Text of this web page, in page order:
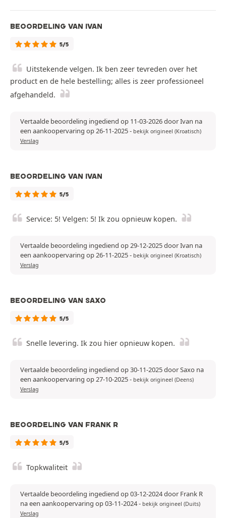
BEOORDELING VAN IVAN
5/5
Uitstekende velgen. Ik ben zeer tevreden over het
product en de hele bestelling; alles is zeer professioneel
afgehandeld.
Vertaalde beoordeling ingediend op 11-03-2026 door Ivan na
een aankoopervaring op 26-11-2025- bekijk origineel (Kroatisch)
Verslag
BEOORDELING VAN IVAN
5/5
Service: 5! Velgen: 5! Ik zou opnieuw kopen.
Vertaalde beoordeling ingediend op 29-12-2025 door Ivan na
een aankoopervaring op 26-11-2025- bekijk origineel (Kroatisch)
Verslag
BEOORDELING VAN SAXO
5/5
Snelle levering. Ik zou hier opnieuw kopen.
Vertaalde beoordeling ingediend op 30-11-2025 door Saxo na
een aankoopervaring op 27-10-2025- bekijk origineel (Deens)
Verslag
BEOORDELING VAN FRANK R
5/5
Topkwaliteit
Vertaalde beoordeling ingediend op 03-12-2024 door Frank R
na een aankoopervaring op 03-11-2024- bekijk origineel (Duits)
Verslag